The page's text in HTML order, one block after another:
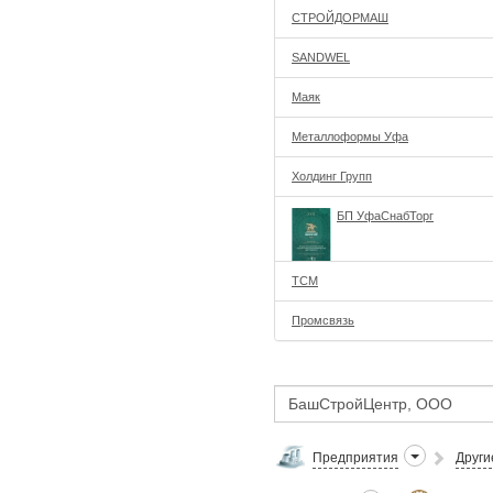
СТРОЙДОРМАШ
SANDWEL
Маяк
Металлоформы Уфа
Холдинг Групп
БП УфаСнабТорг
ТСМ
Промсвязь
Предприятия